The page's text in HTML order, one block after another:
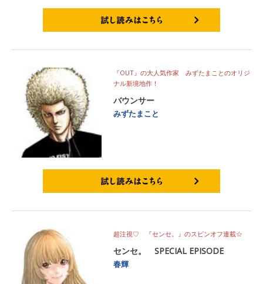
『OUT』の大人気作家 みずたまことのオリジ
ナル新境地作！
バウンサー
みずたまこと
超注視♡ 『センセ。』のスピンオフ連載☆
センセ。 SPECIAL EPISODE
春輝